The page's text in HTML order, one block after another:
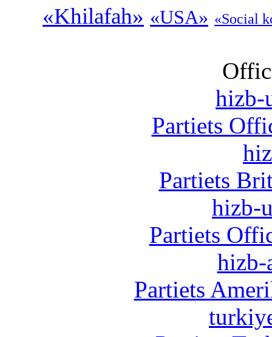
«Khilafah» «USA» «Social
hizb-
Partiets
Partiets
hizb-
Partiets
hizb-
Partiets